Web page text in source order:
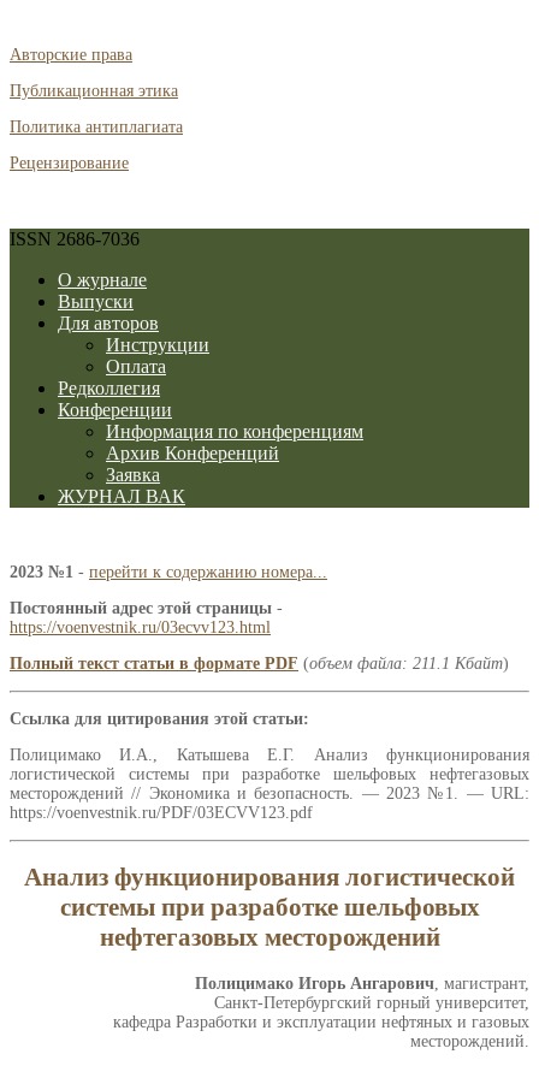
Авторские права
Публикационная этика
Политика антиплагиата
Рецензирование
ISSN 2686-7036
О журнале
Выпуски
Для авторов
Инструкции
Оплата
Редколлегия
Конференции
Информация по конференциям
Архив Конференций
Заявка
ЖУРНАЛ ВАК
2023 №1 - перейти к содержанию номера...
Постоянный адрес этой страницы -
https://voenvestnik.ru/03ecvv123.html
Полный текст статьи в формате PDF (объем файла: 211.1 Кбайт)
Ссылка для цитирования этой статьи:
Полицимако И.А., Катышева Е.Г. Анализ функционирования
логистической системы при разработке шельфовых нефтегазовых
месторождений // Экономика и безопасность. — 2023 №1. — URL:
https://voenvestnik.ru/PDF/03ECVV123.pdf
Анализ функционирования логистической
системы при разработке шельфовых
нефтегазовых месторождений
Полицимако Игорь Ангарович , магистрант,
Санкт-Петербургский горный университет,
кафедра Разработки и эксплуатации нефтяных и газовых
месторождений.